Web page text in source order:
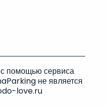
помощью сервиса
не является
love.ru